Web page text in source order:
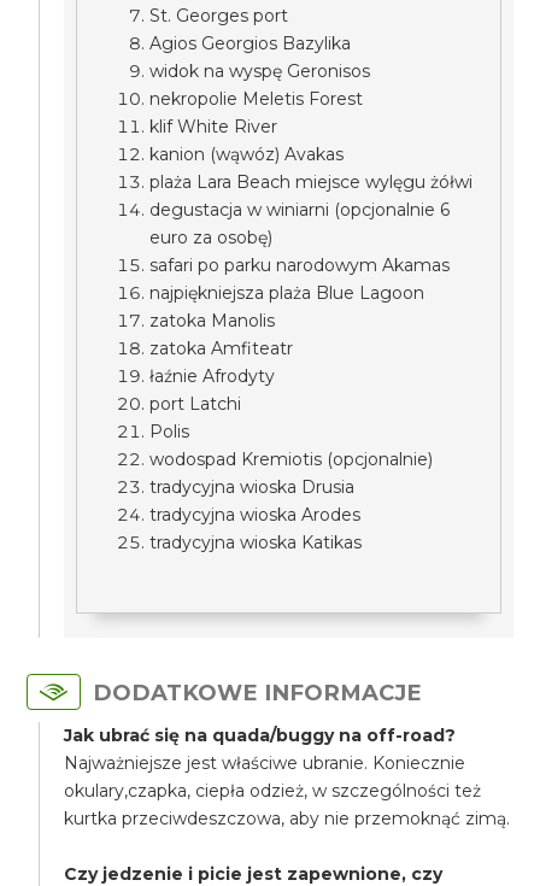
St. Georges port
Agios Georgios Bazylika
widok na wyspę Geronisos
nekropolie Meletis Forest
klif White River
kanion (wąwóz) Avakas
plaża Lara Beach miejsce wylęgu żółwi
degustacja w winiarni (opcjonalnie 6
euro za osobę)
safari po parku narodowym Akamas
najpiękniejsza plaża Blue Lagoon
zatoka Manolis
zatoka Amfiteatr
łaźnie Afrodyty
port Latchi
Polis
wodospad Kremiotis (opcjonalnie)
tradycyjna wioska Drusia
tradycyjna wioska Arodes
tradycyjna wioska Katikas
DODATKOWE INFORMACJE
Jak ubrać się na quada/buggy na off-road?
Najważniejsze jest właściwe ubranie. Koniecznie
okulary,czapka, ciepła odzież, w szczególności też
kurtka przeciwdeszczowa, aby nie przemoknąć zimą.
Czy jedzenie i picie jest zapewnione, czy